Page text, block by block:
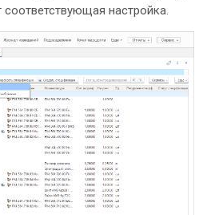
соответствующая настройка.